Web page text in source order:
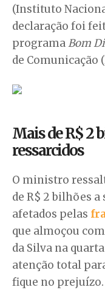
(Instituto
declaração foi
programaBom
de Comunicação
Mais de R$ 2
ressarcidos
O ministro
de R$ 2 bilhões
afetados pelas
que almoçou
da Silva na
atenção total
fique no prejuízo.